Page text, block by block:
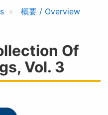
概要 / Overview
Of
Vol. 3